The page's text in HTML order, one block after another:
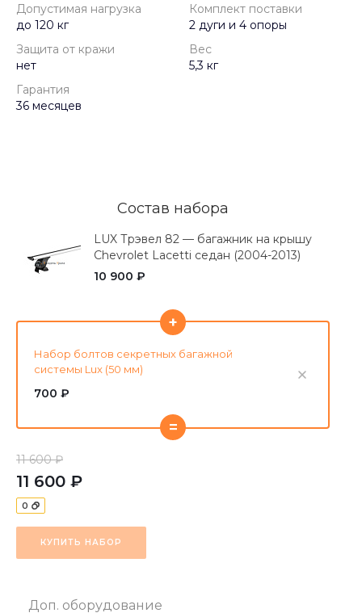
Допустимая нагрузка
до 120 кг
Комплект поставки
2 дуги и 4 опоры
Защита от кражи
нет
Вес
5,3 кг
Гарантия
36 месяцев
Состав набора
LUX Трэвел 82 — багажник на крышу
Chevrolet Lacetti седан (2004-2013)
10 900 ₽
Набор болтов секретных багажной
системы Lux (50 мм)
700 ₽
+
=
11 600 ₽
11 600 ₽
0
КУПИТЬ НАБОР
Доп. оборудование